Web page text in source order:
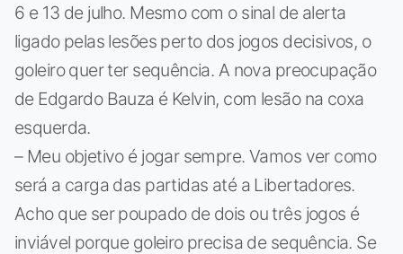
6 e 13 de julho. Mesmo com o sinal de alerta
ligado pelas lesões perto dos jogos decisivos, o
goleiro quer ter sequência. A nova preocupação
de Edgardo Bauza é Kelvin, com lesão na coxa
esquerda.
– Meu objetivo é jogar sempre. Vamos ver como
será a carga das partidas até a Libertadores.
Acho que ser poupado de dois ou três jogos é
inviável porque goleiro precisa de sequência. Se